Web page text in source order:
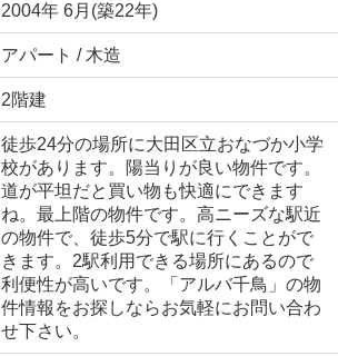
2004年 6月(築22年)
アパート / 木造
2階建
徒歩24分の場所に大田区立おなづか小学
校があります。陽当りが良い物件です。
道が平坦だと買い物も快適にできます
ね。最上階の物件です。高ニーズな駅近
の物件で、徒歩5分で駅に行くことがで
きます。2駅利用できる場所にあるので
利便性が高いです。「アルバ千鳥」の物
件情報をお探しならお気軽にお問い合わ
せ下さい。